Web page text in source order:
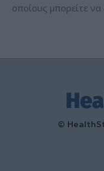
οποίους μπορείτε να
©